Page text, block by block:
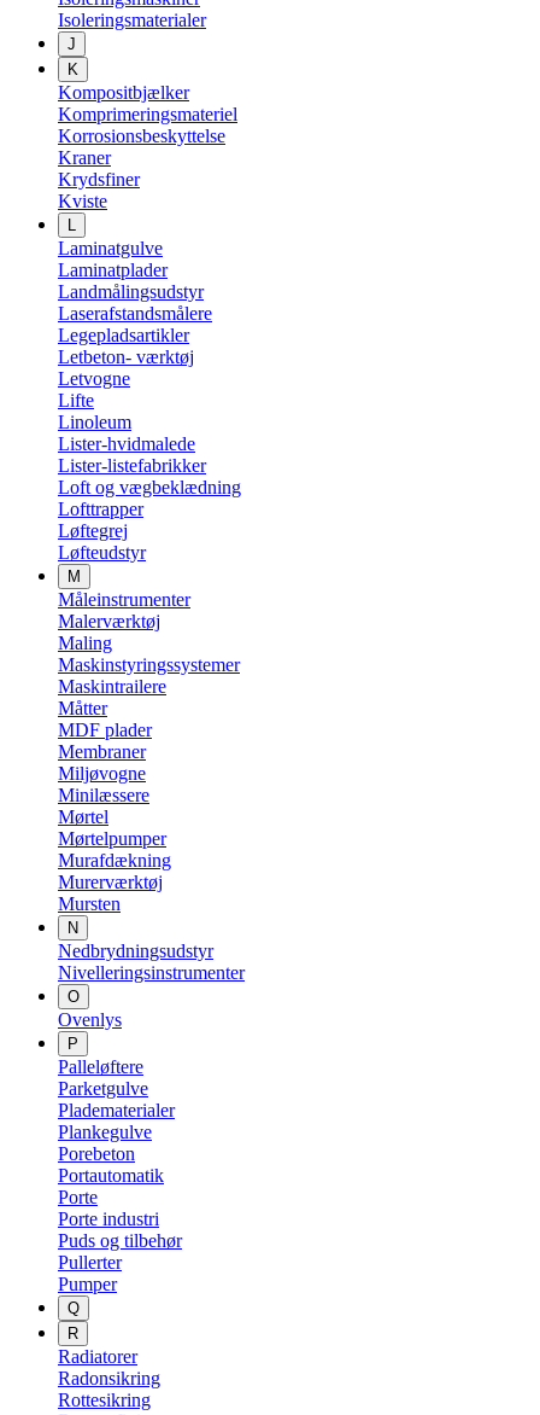
Isoleringsmaterialer
J
K
Kompositbjælker
Komprimeringsmateriel
Korrosionsbeskyttelse
Kraner
Krydsfiner
Kviste
L
Laminatgulve
Laminatplader
Landmålingsudstyr
Laserafstandsmålere
Legepladsartikler
Letbeton- værktøj
Letvogne
Lifte
Linoleum
Lister-hvidmalede
Lister-listefabrikker
Loft og vægbeklædning
Lofttrapper
Løftegrej
Løfteudstyr
M
Måleinstrumenter
Malerværktøj
Maling
Maskinstyringssystemer
Maskintrailere
Måtter
MDF plader
Membraner
Miljøvogne
Minilæssere
Mørtel
Mørtelpumper
Murafdækning
Murerværktøj
Mursten
N
Nedbrydningsudstyr
Nivelleringsinstrumenter
O
Ovenlys
P
Palleløftere
Parketgulve
Pladematerialer
Plankegulve
Porebeton
Portautomatik
Porte
Porte industri
Puds og tilbehør
Pullerter
Pumper
Q
R
Radiatorer
Radonsikring
Rottesikring